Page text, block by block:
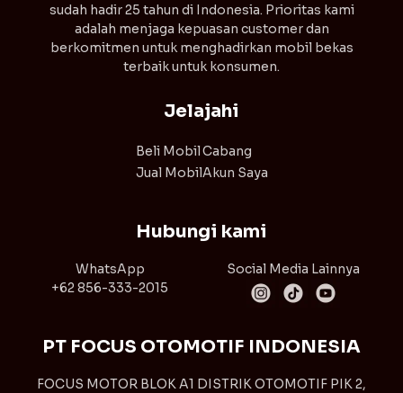
sudah hadir 25 tahun di Indonesia. Prioritas kami
adalah menjaga kepuasan customer dan
berkomitmen untuk menghadirkan mobil bekas
terbaik untuk konsumen.
Jelajahi
Beli Mobil
Jual Mobil
Cabang
Akun Saya
Hubungi kami
WhatsApp
+62 856-333-2015
Social Media Lainnya
PT FOCUS OTOMOTIF INDONESIA
FOCUS MOTOR BLOK A1 DISTRIK OTOMOTIF PIK 2,